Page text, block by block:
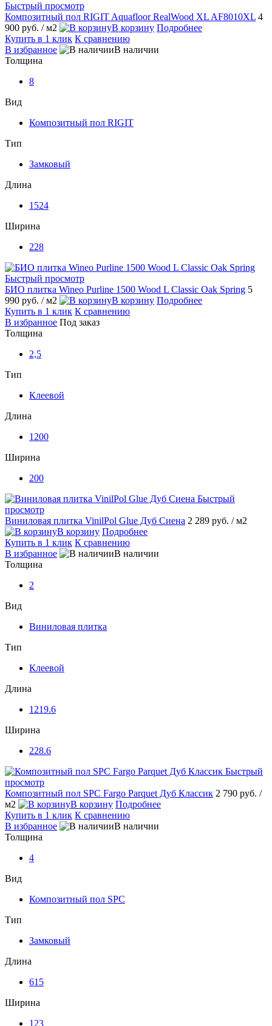
Быстрый просмотр
Композитный пол RIGIT Aquafloor RealWood XL AF8010XL 4
900 руб. / м2 В корзину Подробнее
Купить в 1 клик К сравнению
В избранное
В наличии
Толщина
8
Вид
Композитный пол RIGIT
Тип
Замковый
Длина
1524
Ширина
228
Быстрый просмотр
БИО плитка Wineo Purline 1500 Wood L Classic Oak Spring 5
990 руб. / м2 В корзину Подробнее
Купить в 1 клик К сравнению
В избранное Под заказ
Толщина
2,5
Тип
Клеевой
Длина
1200
Ширина
200
Быстрый
просмотр
Виниловая плитка VinilPol Glue Дуб Сиена 2 289 руб. / м2
В корзину Подробнее
Купить в 1 клик К сравнению
В избранное
В наличии
Толщина
2
Вид
Виниловая плитка
Тип
Клеевой
Длина
1219.6
Ширина
228.6
Быстрый
просмотр
Композитный пол SPC Fargo Parquet Дуб Классик 2 790 руб. /
м2
В корзину Подробнее
Купить в 1 клик К сравнению
В избранное
В наличии
Толщина
4
Вид
Композитный пол SPC
Тип
Замковый
Длина
615
Ширина
123